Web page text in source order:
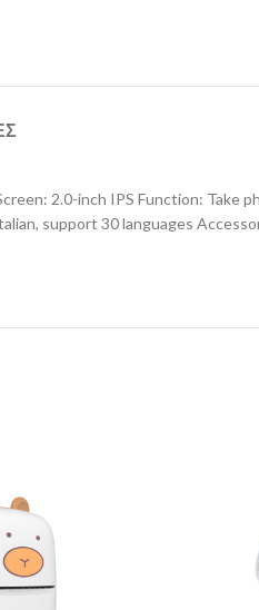
2.0-inch IPS Function: Take
support 30 languages